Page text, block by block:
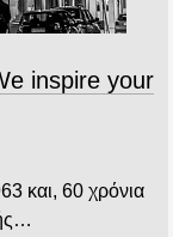
inspire your
και, 60 χρόνια